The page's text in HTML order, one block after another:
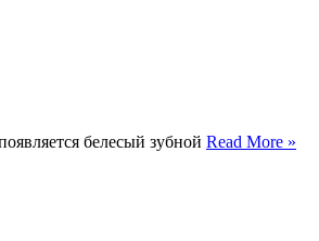
белесый зубной Read More »